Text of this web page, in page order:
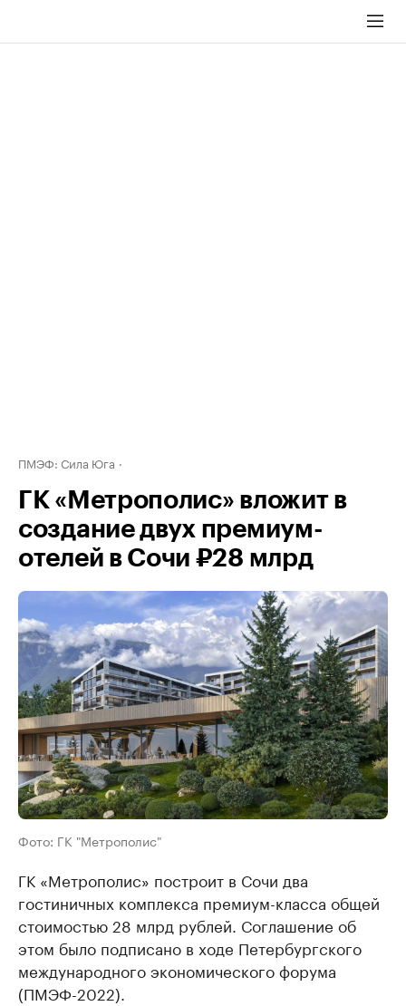
ПМЭФ: Сила Юга
ГК «Метрополис» вложит в
создание двух премиум-
отелей в Сочи ₽28 млрд
Фото: ГК "Метрополис"
ГК «Метрополис» построит в Сочи два
гостиничных комплекса премиум-класса общей
стоимостью 28 млрд рублей. Соглашение об
этом было подписано в ходе Петербургского
международного экономического форума
(ПМЭФ-2022).